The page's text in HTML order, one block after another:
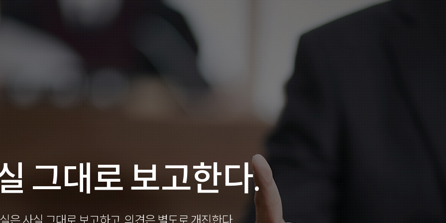
그대로 보고한다.
은 사실 그대로 보고하고, 의견은 별도로 개진한다.